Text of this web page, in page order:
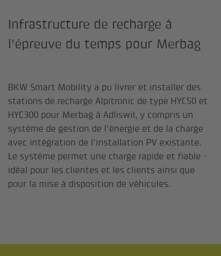
Infrastructure de recharge à
l'épreuve du temps pour Merbag
BKW Smart Mobility a pu livrer et installer des
stations de recharge Alpitronic de type HYC50 et
HYC300 pour Merbag à Adliswil, y compris un
système de gestion de l'énergie et de la charge
avec intégration de l'installation PV existante.
Le système permet une charge rapide et fiable -
idéal pour les clientes et les clients ainsi que
pour la mise à disposition de véhicules.